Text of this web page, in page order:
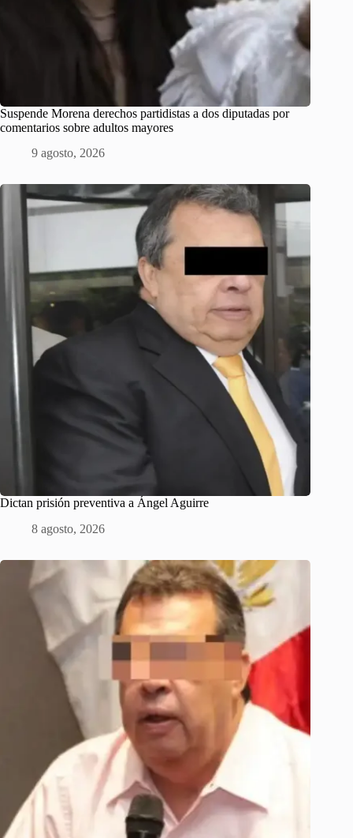
Suspende Morena derechos partidistas a dos diputadas por
comentarios sobre adultos mayores
9 agosto, 2026
Dictan prisión preventiva a Ángel Aguirre
8 agosto, 2026